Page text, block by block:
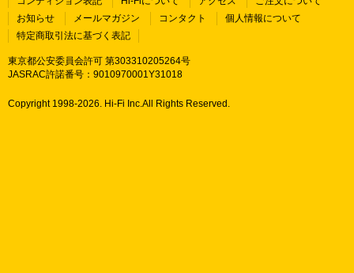
お知らせ
メールマガジン コンタクト
個人情報について
特定商取引法に基づく表記
東京都公安委員会許可 第303310205264号
JASRAC許諾番号：9010970001Y31018
Copyright 1998-2026. Hi-Fi Inc.All Rights Reserved.